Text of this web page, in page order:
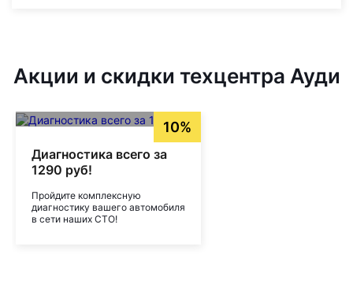
Акции и скидки техцентра Ауди
10%
Диагностика всего за
1290 руб!
Пройдите комплексную
диагностику вашего автомобиля
в сети наших СТО!